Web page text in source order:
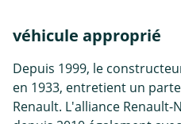
véhicule approprié
Depuis 1999, le
en 1933, entretient un
Renault. L'alliance Renault-